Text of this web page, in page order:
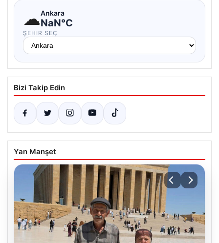
☁Ankara
NaN°C
ŞEHIR SEÇ
Bizi Takip Edin
Yan Manşet